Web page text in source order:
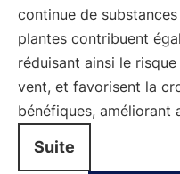
continue de
plantes contribuent
réduisant ainsi le
vent, et favorisent la
bénéfiques, améliorant
Suite